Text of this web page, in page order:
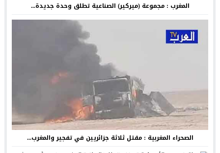
المغرب : مجموعة (ميركير) الصناعية تطلق وحدة جديدة...
الصحراء المغربية : مقتل ثلاثة جزائريين في تفجير والمغرب...